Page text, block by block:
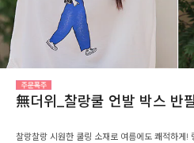
無더위_찰랑쿨 언발 박스 반
찰랑찰랑 시원한 쿨링 소재로 여름에도 쾌적하게!